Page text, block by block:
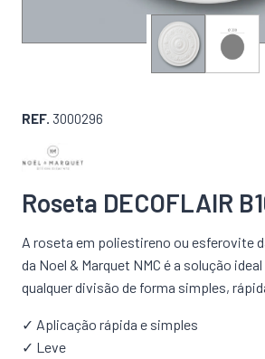
Roseta DECOFLAIR
A roseta em poliestireno ou esferovite
da Noel & Marquet NMC é a solução
qualquer divisão de forma simples,
✓ Aplicação rápida e simples
✓ Leve
REF. 3000296